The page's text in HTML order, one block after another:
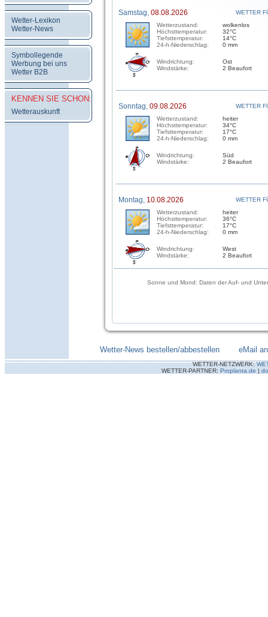
Wetter-Lexikon
Wetter-News
Symbollegende
Werbung bei uns
Wetter B2B
KENNEN SIE SCHON:
Wetterauskunft
Samstag, 08.08.2026
WETTER
Wetterzustand:
Höchsttemperatur:
Tiefsttemperatur:
24-h-Niederschlag:
wolkenlos
32°C
14°C
0 mm
Windrichtung:
Windstärke:
Ost
2 Beaufort
Sonntag, 09.08.2026
WETTER
Wetterzustand:
Höchsttemperatur:
Tiefsttemperatur:
24-h-Niederschlag:
heiter
34°C
17°C
0 mm
Windrichtung:
Windstärke:
Süd
2 Beaufort
Montag, 10.08.2026
WETTER
Wetterzustand:
Höchsttemperatur:
Tiefsttemperatur:
24-h-Niederschlag:
heiter
36°C
17°C
0 mm
Windrichtung:
Windstärke:
West
2 Beaufort
Sonne und Mond: Daten der Auf- und
Wetter-News bestellen/abbestellen eMail
WETTER-NETZWERK:
WETTER-PARTNER: Proplanta.de |